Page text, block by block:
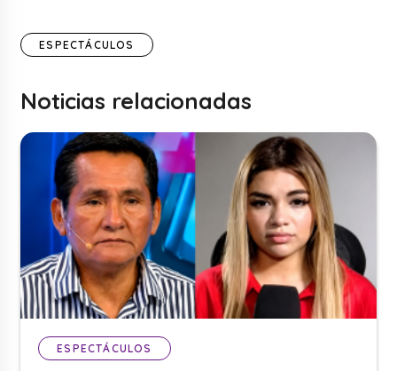
ESPECTÁCULOS
Noticias relacionadas
ESPECTÁCULOS